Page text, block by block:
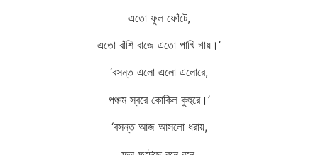
এতো ফুল ফোঁটে,
এতো বাঁশি বাজে এতো পাখি গায়।’
‘বসন্ত এলো এলো এলোরে,
পঞ্চম স্বরে কোকিল কুহুরে।’
‘বসন্ত আজ আসলো ধরায়,